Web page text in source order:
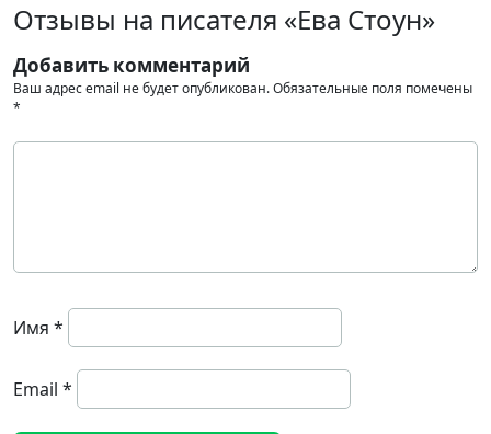
Отзывы на писателя «Ева Стоун»
Добавить комментарий
Ваш адрес email не будет опубликован.Обязательные поля помечены
*
Имя *
Email *